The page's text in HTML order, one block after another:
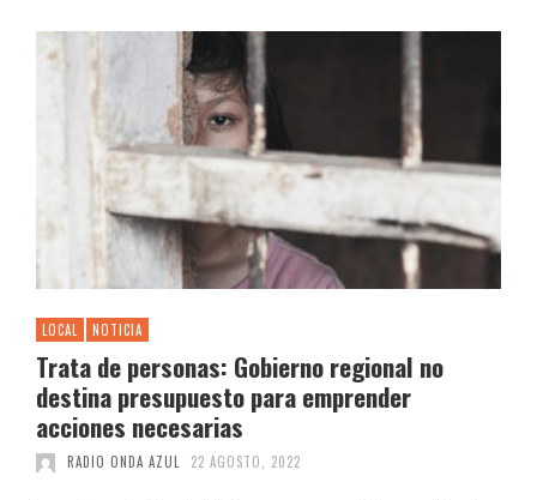
LOCAL NOTICIA
Trata de personas: Gobierno regional no
destina presupuesto para emprender
acciones necesarias
RADIO ONDA AZUL 22 AGOSTO, 2022